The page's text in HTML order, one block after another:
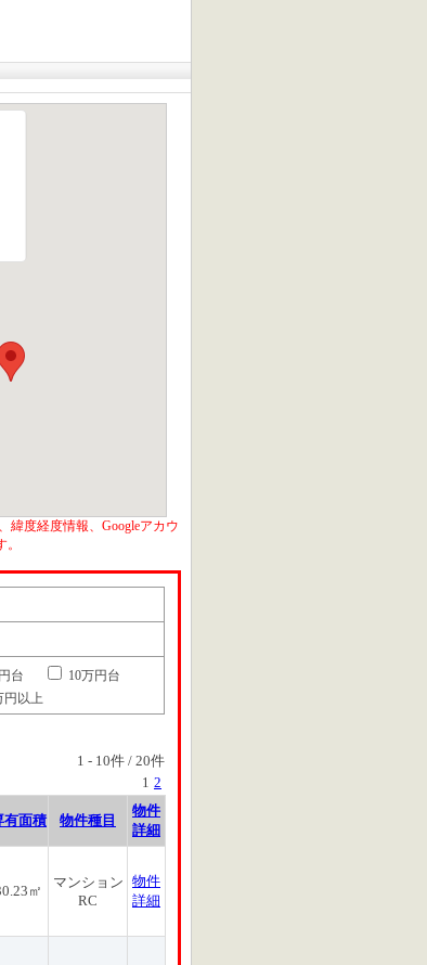
緯度経度情報、Googleアカウ
台
10万円台
円以上
1 - 10件 / 20件
1 2
有面積 物件種目
物件
詳細
㎡
マンション
RC
物件
詳細